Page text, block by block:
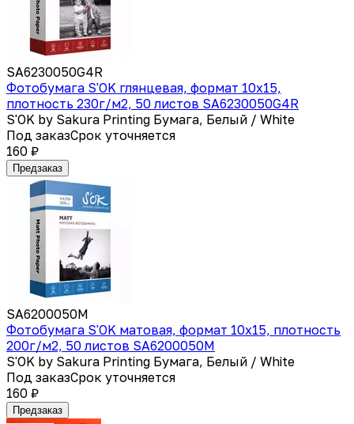
SA6230050G4R
Фотобумага S'OK глянцевая, формат 10x15,
плотность 230г/м2, 50 листов SA6230050G4R
S'OK by Sakura Printing Бумага, Белый / White
Под заказСрок уточняется
160 ₽
Предзаказ
SA6200050M
Фотобумага S'OK матовая, формат 10x15, плотность
200г/м2, 50 листов SA6200050M
S'OK by Sakura Printing Бумага, Белый / White
Под заказСрок уточняется
160 ₽
Предзаказ